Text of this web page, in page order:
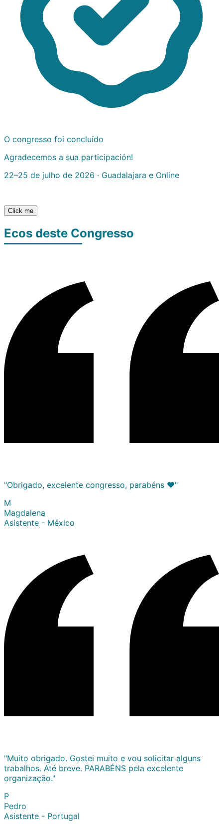
O congresso foi concluído
Agradecemos a sua participación!
22–25 de julho de 2026 · Guadalajara e Online
Click me
Ecos deste Congresso
"Obrigado, excelente congresso, parabéns ❤️"
M
Magdalena
Asistente - México
"Muito obrigado. Gostei muito e vou solicitar alguns
trabalhos. Até breve. PARABÉNS pela excelente
organização."
P
Pedro
Asistente - Portugal